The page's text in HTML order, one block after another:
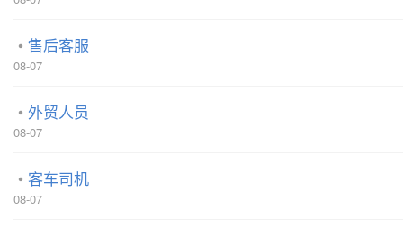
售后客服
08-07
外贸人员
08-07
客车司机
08-07